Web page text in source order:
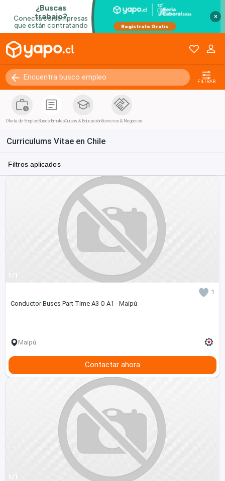
×
FILTRAR
Oferta de Empleo Busco EmpleoCursos & EducaciónServicios & Negocios
Curriculums Vitae en Chile
Filtros aplicados
1/1
1
Conductor Buses Part Time A3 O A1 - Maipú
Maipú
Contactar ahora
1/1